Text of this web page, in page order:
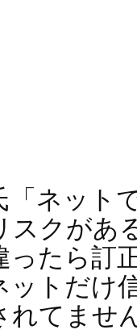
「ネット
スクがあ
ったら訂
ットだけ
れてませ